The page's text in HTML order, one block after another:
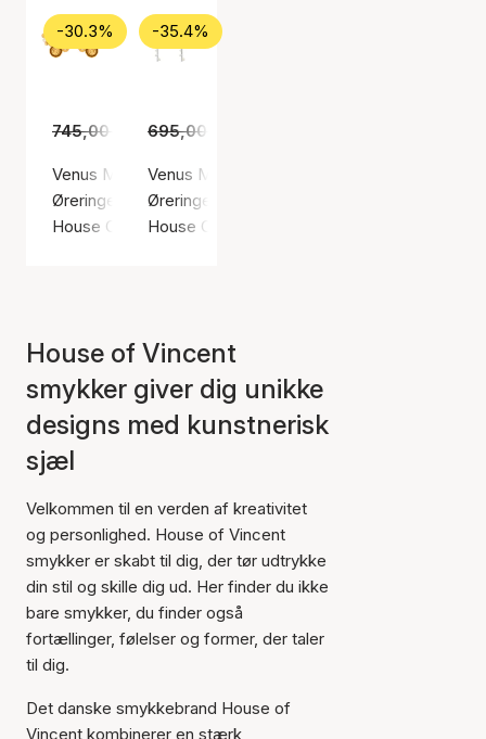
-30.3%
745,00 kr. 519,00 kr.
Venus Meadow Cluster Earring
Øreringe, Guld farve / Forgyldt sølv sterling 925
House Of Vincent
-35.4%
695,00 kr.
Venus Monument Earrings
Øreringe, Sølv farve / Sølv sterling 925
House Of Vincent
House of Vincent
smykker giver dig unikke
designs med kunstnerisk
sjæl
Velkommen til en verden af kreativitet
og personlighed. House of Vincent
smykker er skabt til dig, der tør udtrykke
din stil og skille dig ud. Her finder du ikke
bare smykker, du finder også
fortællinger, følelser og former, der taler
til dig.
Det danske smykkebrand House of
Vincent kombinerer en stærk